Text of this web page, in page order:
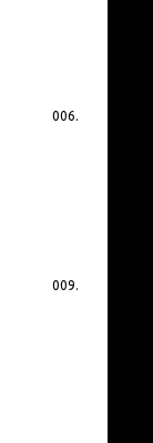
006.
009.